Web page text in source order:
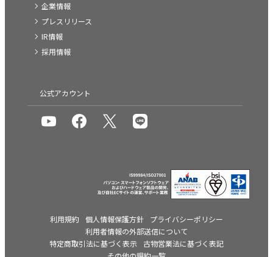
企業情報
プレスリリース
IR情報
採用情報
公式アカウント
利用規約 個人情報保護方針
プライバシーポリシー
利用者情報の外部送信について
特定商取引法に基づく表示
古物営業法に基づく表記